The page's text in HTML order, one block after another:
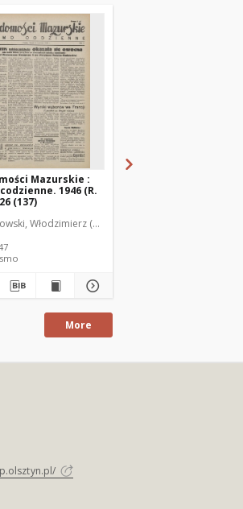
Mazurskie :
1946 (R.
(137)
Włodzimierz (1902-1971). Redaktor
More